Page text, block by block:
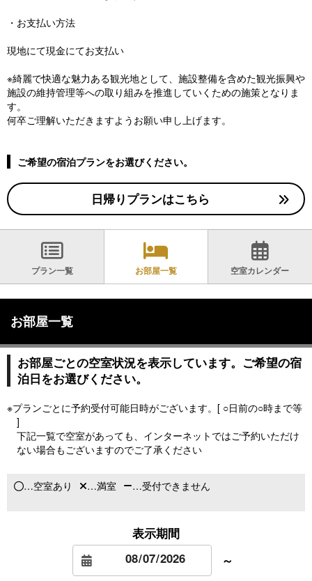
・お支払い方法
現地にて現金にてお支払い
※綺麗で快適な魅力ある観光地として、施設整備を含めた観光振興や
施設の維持管理等への取り組みを推進していくための施策となりま
す。
何卒ご理解いただきますようお願い申し上げます。
ご希望の宿泊プランをお選びください。
日帰りプランはこちら
プラン一覧 お部屋一覧 空室カレンダー
お部屋一覧
お部屋ごとの空室状況を表示しています。ご希望の宿
泊日をお選びください。
※プランごとに予約受付可能日時がございます。[ ○日前の○時まで等
]
下記一覧で空室があっても、インターネットではご予約いただけ
ない場合もございますのでご了承ください
…空室あり …満室 …受付できません
表示期間
～